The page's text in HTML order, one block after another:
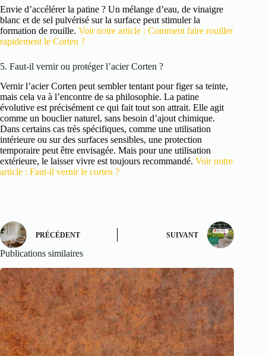
Envie d’accélérer la patine ? Un mélange d’eau, de vinaigre
blanc et de sel pulvérisé sur la surface peut stimuler la
formation de rouille. Voir notre article : Comment faire rouiller
rapidement le Corten ?
5. Faut-il vernir ou protéger l’acier Corten ?
Vernir l’acier Corten peut sembler tentant pour figer sa teinte,
mais cela va à l’encontre de sa philosophie. La patine
évolutive est précisément ce qui fait tout son attrait. Elle agit
comme un bouclier naturel, sans besoin d’ajout chimique.
Dans certains cas très spécifiques, comme une utilisation
intérieure ou sur des surfaces sensibles, une protection
temporaire peut être envisagée. Mais pour une utilisation
extérieure, le laisser vivre est toujours recommandé. Voir notre
article : Faut-il vernir le corten ?
PRÉCÉDENT SUIVANT
Publications similaires